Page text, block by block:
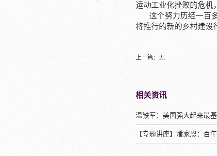
运动工业化挫败的危机
这个努力历经一百多
将推行的新的乡村建设
上一篇：无
相关资讯
【专题讲座】潘家恩：百